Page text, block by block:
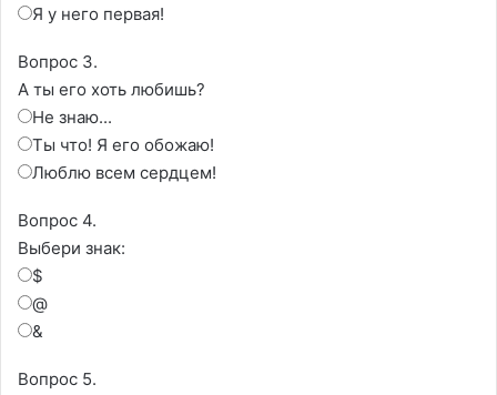
Я у него первая!
Вопрос 3.
А ты его хоть любишь?
Не знаю...
Ты что! Я его обожаю!
Люблю всем сердцем!
Вопрос 4.
Выбери знак:
$
@
&
Вопрос 5.